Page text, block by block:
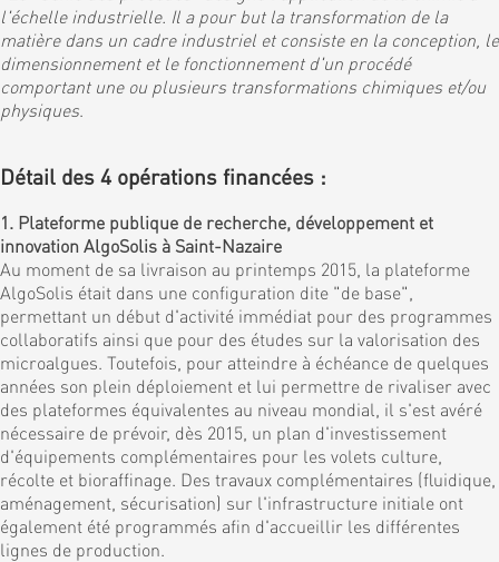
l'échelle industrielle. Il a pour but la transformation de la
matière dans un cadre industriel et consiste en la conception, le
dimensionnement et le fonctionnement d'un procédé
comportant une ou plusieurs transformations chimiques et/ou
physiques.
Détail des 4 opérations financées :
1. Plateforme publique de recherche, développement et
innovation AlgoSolis à Saint-Nazaire
Au moment de sa livraison au printemps 2015, la plateforme
AlgoSolis était dans une configuration dite "de base",
permettant un début d'activité immédiat pour des programmes
collaboratifs ainsi que pour des études sur la valorisation des
microalgues. Toutefois, pour atteindre à échéance de quelques
années son plein déploiement et lui permettre de rivaliser avec
des plateformes équivalentes au niveau mondial, il s'est avéré
nécessaire de prévoir, dès 2015, un plan d'investissement
d'équipements complémentaires pour les volets culture,
récolte et bioraffinage. Des travaux complémentaires (fluidique,
aménagement, sécurisation) sur l'infrastructure initiale ont
également été programmés afin d'accueillir les différentes
lignes de production.